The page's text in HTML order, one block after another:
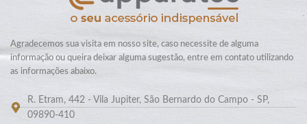
Agradecemos sua visita em nosso site, caso necessite de alguma
informação ou queira deixar alguma sugestão, entre em contato utilizando
as informações abaixo.
R. Etram, 442 - Vila Jupiter, São Bernardo do Campo - SP,
09890-410